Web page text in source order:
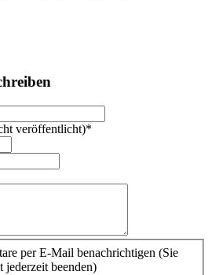
veröffentlicht)*
per E-Mail benachrichtigen (Sie
jederzeit beenden)